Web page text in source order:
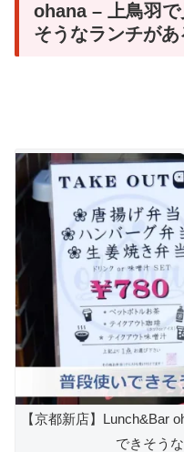
ohana – 上鳥羽
そうなランチが
【京都新店】Lunch&Bar
できそう